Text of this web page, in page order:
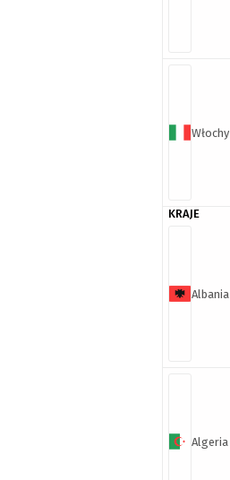
Włochy
KRAJE
Albania
Algeria